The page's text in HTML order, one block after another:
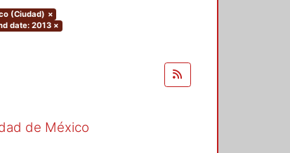
(Ciudad) ×
date: 2013 ×
de México